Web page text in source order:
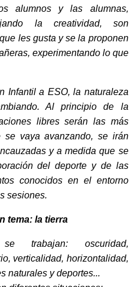
alumnos y las alumnas,
la creatividad, son
les gusta y se la proponen
experimentando lo que
Infantil a ESO, la naturaleza
Al principio de la
libres serán las más
se vaya avanzando, se irán
y a medida que se
del deporte y de las
conocidos en el entorno
sesiones.
tema: la tierra
trabajan: oscuridad,
verticalidad, horizontalidad,
naturales y deportes...